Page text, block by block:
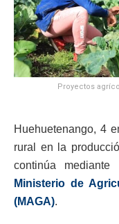
Proyectos
Huehuetenango, 4
rural en la
continúa
Ministerio de
(MAGA).